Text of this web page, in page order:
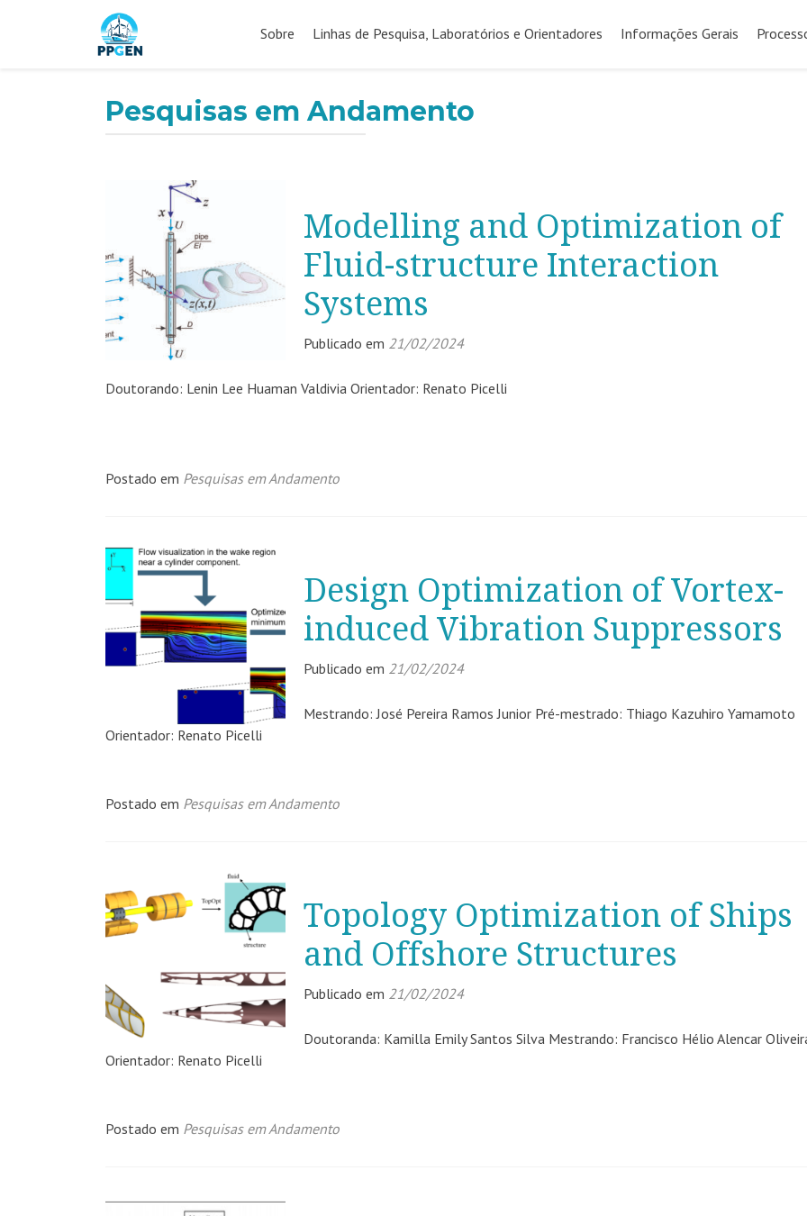
para
Sobre Linhas de Pesquisa, Laboratórios e Orientadores Informações Gerais
Pesquisas em Andamento
Modelling and Optimization of
Fluid-structure Interaction
Systems
Publicado em 21/02/2024
Doutorando: Lenin Lee Huaman Valdivia Orientador: Renato Picelli
Postado em Pesquisas em Andamento
Design Optimization of Vortex-
induced Vibration Suppressors
Publicado em 21/02/2024
Mestrando: José Pereira Ramos Junior Pré-mestrado: Thiago Kazuhiro Yamamoto
Orientador: Renato Picelli
Postado em Pesquisas em Andamento
Topology Optimization of Ships
and Offshore Structures
Publicado em 21/02/2024
Doutoranda: Kamilla Emily Santos Silva Mestrando: Francisco Hélio Alencar
Orientador: Renato Picelli
Postado em Pesquisas em Andamento